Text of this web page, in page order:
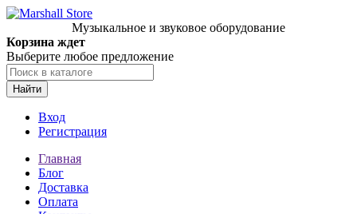
Музыкальное и звуковое оборудование
Корзина ждет
Выберите любое предложение
Найти
Вход
Регистрация
Главная
Блог
Доставка
Оплата